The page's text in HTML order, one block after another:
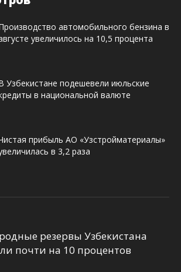
автомобильного бензина в
увеличилось на 10,5 процента
Узбекистане подешевели июльские
в национальной валюте
прибыль АО «Узстройматериалы»
в 3,2 раза
резервы Узбекистана
почти на 10 процентов